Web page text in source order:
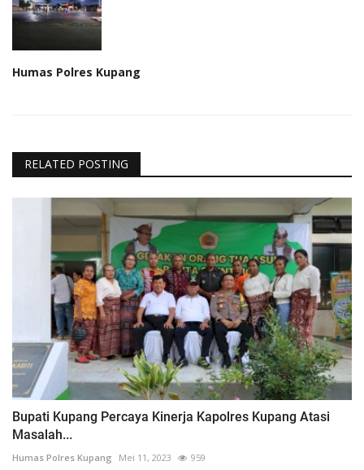
Humas Polres Kupang
RELATED POSTING
Bupati Kupang Percaya Kinerja Kapolres Kupang Atasi
Masalah...
Humas Polres Kupang Mei 11, 2023 959